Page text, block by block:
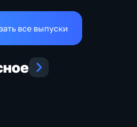
все выпуски